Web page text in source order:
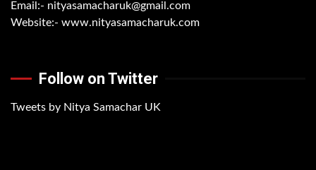
Email:- nityasamacharuk@gmail.com
Website:- www.nityasamacharuk.com
Follow on Twitter
Tweets by Nitya Samachar UK